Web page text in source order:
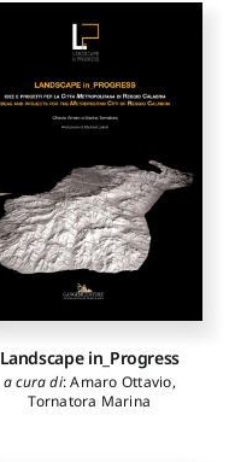
Landscape in_Progress
a cura di:Amaro Ottavio,
Tornatora Marina